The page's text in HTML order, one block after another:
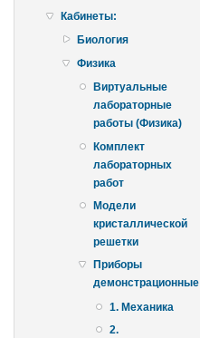
Кабинеты:
Биология
Физика
Виртуальные
лабораторные
работы (Физика)
Комплект
лабораторных
работ
Модели
кристаллической
решетки
Приборы
демонстрационные
1. Механика
2.